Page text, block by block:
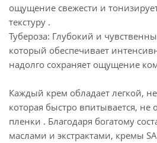
ощущение свежести и
текстуру .
Тубероза: Глубокий и
который обеспечивает
надолго сохраняет ощущение
Каждый крем обладает легкой,
которая быстро впитывается, не
пленки . Благодаря богатому
маслами и экстрактами, кремы